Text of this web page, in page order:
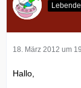
18. März 2012 um
Hallo,